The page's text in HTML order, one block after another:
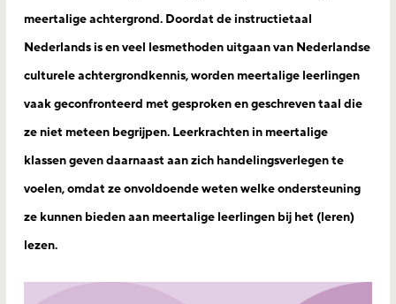
meertalige achtergrond. Doordat de instructietaal
Nederlands is en veel lesmethoden uitgaan van Nederlandse
culturele achtergrondkennis, worden meertalige leerlingen
vaak geconfronteerd met gesproken en geschreven taal die
ze niet meteen begrijpen. Leerkrachten in meertalige
klassen geven daarnaast aan zich handelingsverlegen te
voelen, omdat ze onvoldoende weten welke ondersteuning
ze kunnen bieden aan meertalige leerlingen bij het (leren)
lezen.